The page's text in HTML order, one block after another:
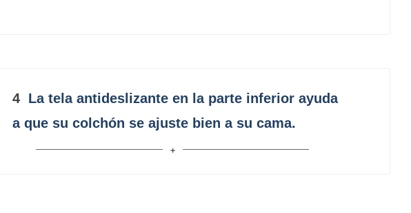
4 La tela antideslizante en la parte inferior ayuda
a que su colchón se ajuste bien a su cama.